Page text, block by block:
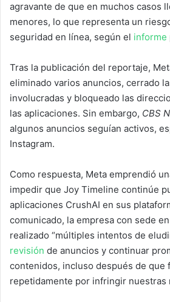
agravante de que en muchos casos
menores, lo que representa un
seguridad en línea, según el informe
Tras la publicación del reportaje,
eliminado varios anuncios, cerrado
involucradas y bloqueado las
las aplicaciones. Sin embargo, CBS
algunos anuncios seguían activos,
Instagram.
Como respuesta, Meta emprendió
impedir que Joy Timeline continúe
aplicaciones CrushAI en sus
comunicado, la empresa con sede
realizado “múltiples intentos de
revisión de anuncios y continuar
contenidos, incluso después de que
repetidamente por infringir nuestras